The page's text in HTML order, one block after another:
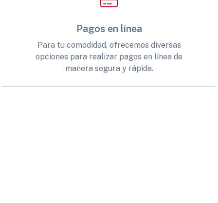
Pagos en línea
Para tu comodidad, ofrecemos diversas
opciones para realizar pagos en línea de
manera segura y rápida.